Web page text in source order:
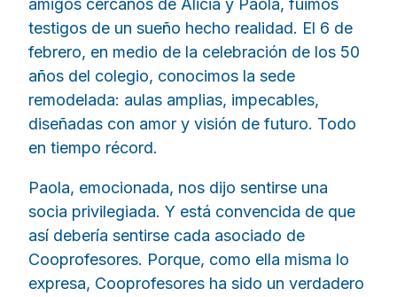
amigos cercanos de Alicia y Paola, fuimos
testigos de un sueño hecho realidad. El 6 de
febrero, en medio de la celebración de los 50
años del colegio, conocimos la sede
remodelada: aulas amplias, impecables,
diseñadas con amor y visión de futuro. Todo
en tiempo récord.
Paola, emocionada, nos dijo sentirse una
socia privilegiada. Y está convencida de que
así debería sentirse cada asociado de
Cooprofesores. Porque, como ella misma lo
expresa, Cooprofesores ha sido un verdadero